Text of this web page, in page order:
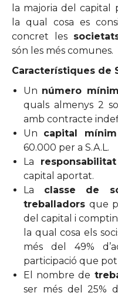
la majoria del capital
la qual cosa es
concret les
són les més comunes.
Característiques de
Un número
quals almenys 2
amb contracte
Un capital mínim
60.000 per a S.A.L.
La
capital aportat.
La classe de
treballadors que
del capital i
la qual cosa els
més del 49%
participació que pot
El nombre de
ser més del 25%